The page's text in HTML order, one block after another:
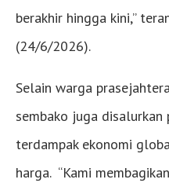
berakhir hingga kini,”
(24/6/2026).
Selain warga
sembako juga disalurkan
terdampak ekonomi
harga. “Kami